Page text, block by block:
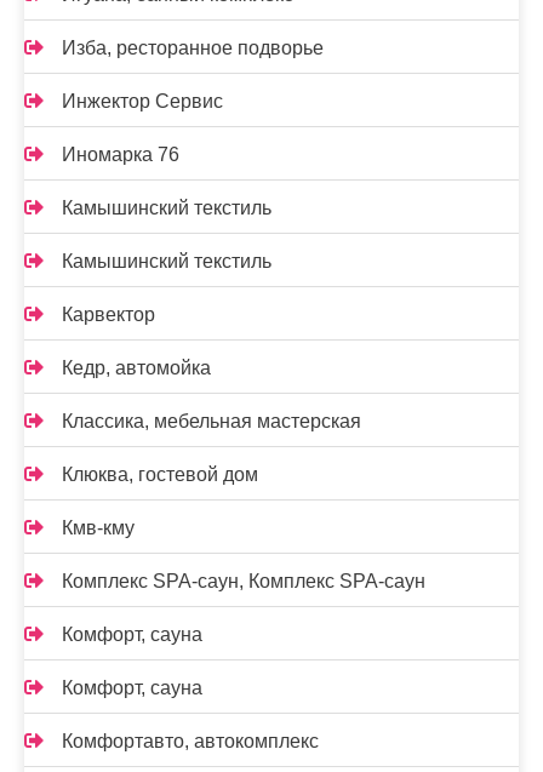
Изба, ресторанное подворье
Инжектор Сервис
Иномарка 76
Камышинский текстиль
Камышинский текстиль
Карвектор
Кедр, автомойка
Классика, мебельная мастерская
Клюква, гостевой дом
Кмв-кму
Комплекс SPA-саун, Комплекс SPA-саун
Комфорт, сауна
Комфорт, сауна
Комфортавто, автокомплекс